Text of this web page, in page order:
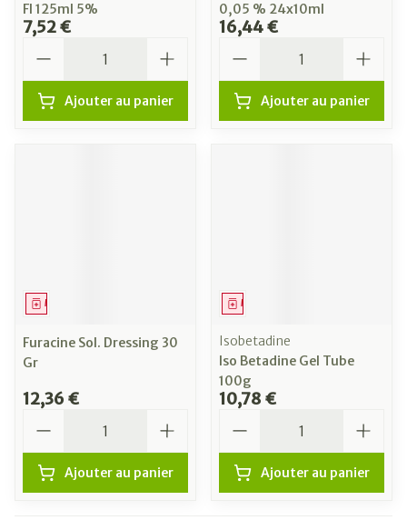
Fl 125ml 5%
7,52 €
Ajouter au panier
0,05 % 24x10ml
16,44 €
Ajouter au panier
Médicament
Furacine Sol. Dressing 30
Gr
12,36 €
Ajouter au panier
Médicament
Isobetadine
Iso Betadine Gel Tube
100g
10,78 €
Ajouter au panier